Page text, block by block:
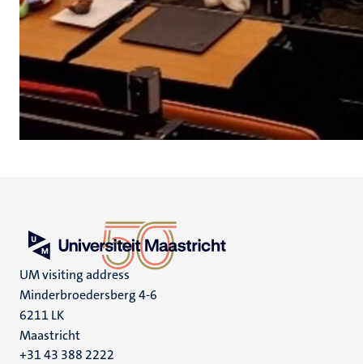
UM visiting address
Minderbroedersberg 4-6
6211 LK
Maastricht
+31 43 388 2222